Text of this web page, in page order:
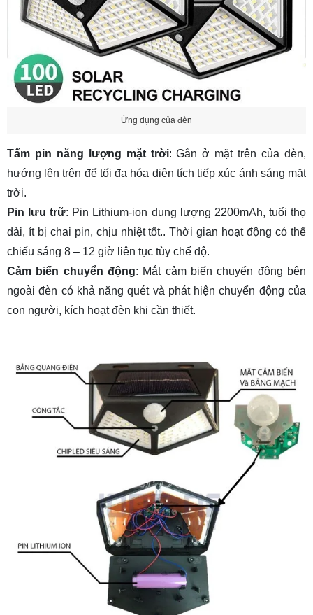
Ứng dụng của đèn
Tấm pin năng lượng mặt trời: Gắn ở mặt trên của đèn,
hướng lên trên để tối đa hóa diện tích tiếp xúc ánh sáng mặt
trời.
Pin lưu trữ: Pin Lithium-ion dung lượng 2200mAh, tuổi thọ
dài, ít bị chai pin, chịu nhiệt tốt.. Thời gian hoạt động có thể
chiếu sáng 8 – 12 giờ liên tục tùy chế độ.
Cảm biến chuyển động: Mắt cảm biến chuyển động bên
ngoài đèn có khả năng quét và phát hiện chuyển động của
con người, kích hoạt đèn khi cần thiết.